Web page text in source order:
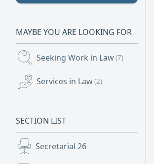
MAYBE YOU ARE LOOKING FOR
Seeking Work in Law(7)
Services in Law(2)
SECTION LIST
Secretarial 26